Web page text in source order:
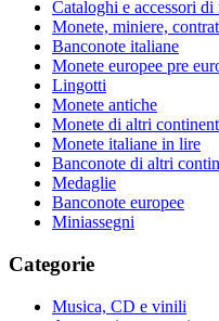
Cataloghi e accessori di
Monete, miniere,
Banconote italiane
Monete europee pre
Lingotti
Monete antiche
Monete di altri
Monete italiane in lire
Banconote di altri
Medaglie
Banconote europee
Miniassegni
Categorie
Musica, CD e vinili